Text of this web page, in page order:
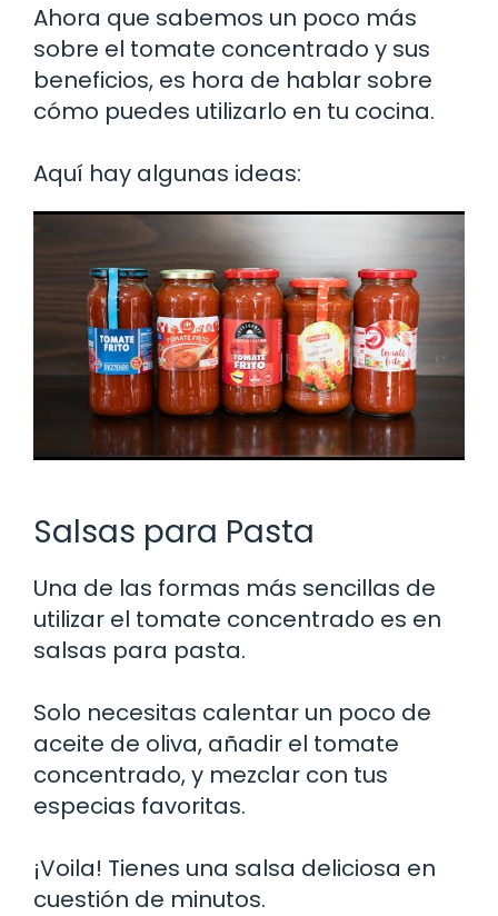
Ahora que sabemos un poco más
sobre el tomate concentrado y sus
beneficios, es hora de hablar sobre
cómo puedes utilizarlo en tu cocina.
Aquí hay algunas ideas:
Salsas para Pasta
Una de las formas más sencillas de
utilizar el tomate concentrado es en
salsas para pasta.
Solo necesitas calentar un poco de
aceite de oliva, añadir el tomate
concentrado, y mezclar con tus
especias favoritas.
¡Voila! Tienes una salsa deliciosa en
cuestión de minutos.